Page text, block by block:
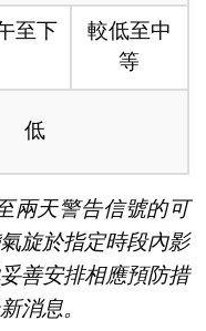
至下
較低至中
等
低
兩天警告信號的可
旋於指定時段內影
善安排相應預防措
消息。